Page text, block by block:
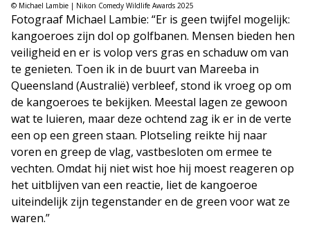
© Michael Lambie | Nikon Comedy Wildlife Awards 2025
Fotograaf Michael Lambie: “Er is geen twijfel mogelijk:
kangoeroes zijn dol op golfbanen. Mensen bieden hen
veiligheid en er is volop vers gras en schaduw om van
te genieten. Toen ik in de buurt van Mareeba in
Queensland (Australië) verbleef, stond ik vroeg op om
de kangoeroes te bekijken. Meestal lagen ze gewoon
wat te luieren, maar deze ochtend zag ik er in de verte
een op een green staan. Plotseling reikte hij naar
voren en greep de vlag, vastbesloten om ermee te
vechten. Omdat hij niet wist hoe hij moest reageren op
het uitblijven van een reactie, liet de kangoeroe
uiteindelijk zijn tegenstander en de green voor wat ze
waren.”